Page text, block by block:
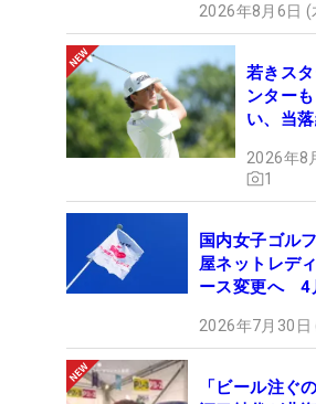
2026年8月6日
若きス
ンター
い、当
2026年8
1
国内女子ゴル
屋ネットレデ
ース変更へ 4
2026年7月30
「ビール注ぐ